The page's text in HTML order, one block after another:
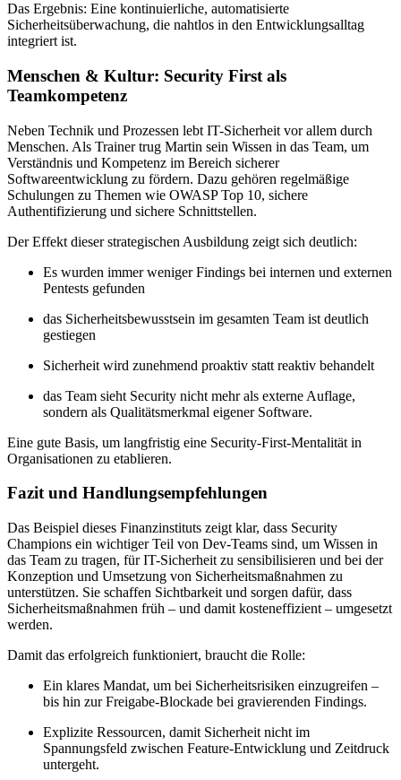
Das Ergebnis: Eine kontinuierliche, automatisierte
Sicherheitsüberwachung, die nahtlos in den Entwicklungsalltag
integriert ist.
Menschen & Kultur: Security First als
Teamkompetenz
Neben Technik und Prozessen lebt IT-Sicherheit vor allem durch
Menschen. Als Trainer trug Martin sein Wissen in das Team, um
Verständnis und Kompetenz im Bereich sicherer
Softwareentwicklung zu fördern. Dazu gehören regelmäßige
Schulungen zu Themen wie OWASP Top 10, sichere
Authentifizierung und sichere Schnittstellen.
Der Effekt dieser strategischen Ausbildung zeigt sich deutlich:
Es wurden immer weniger Findings bei internen und externen
Pentests gefunden
das Sicherheitsbewusstsein im gesamten Team ist deutlich
gestiegen
Sicherheit wird zunehmend proaktiv statt reaktiv behandelt
das Team sieht Security nicht mehr als externe Auflage,
sondern als Qualitätsmerkmal eigener Software.
Eine gute Basis, um langfristig eine Security-First-Mentalität in
Organisationen zu etablieren.
Fazit und Handlungsempfehlungen
Das Beispiel dieses Finanzinstituts zeigt klar, dass Security
Champions ein wichtiger Teil von Dev-Teams sind, um Wissen in
das Team zu tragen, für IT-Sicherheit zu sensibilisieren und bei der
Konzeption und Umsetzung von Sicherheitsmaßnahmen zu
unterstützen. Sie schaffen Sichtbarkeit und sorgen dafür, dass
Sicherheitsmaßnahmen früh – und damit kosteneffizient – umgesetzt
werden.
Damit das erfolgreich funktioniert, braucht die Rolle:
Ein klares Mandat, um bei Sicherheitsrisiken einzugreifen –
bis hin zur Freigabe-Blockade bei gravierenden Findings.
Explizite Ressourcen, damit Sicherheit nicht im
Spannungsfeld zwischen Feature-Entwicklung und Zeitdruck
untergeht.